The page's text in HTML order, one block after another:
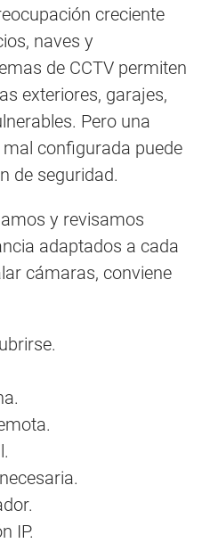
creciente
naves y
de CCTV permiten
exteriores, garajes,
Pero una
configurada puede
de seguridad.
y revisamos
adaptados a cada
cámaras, conviene
IP.